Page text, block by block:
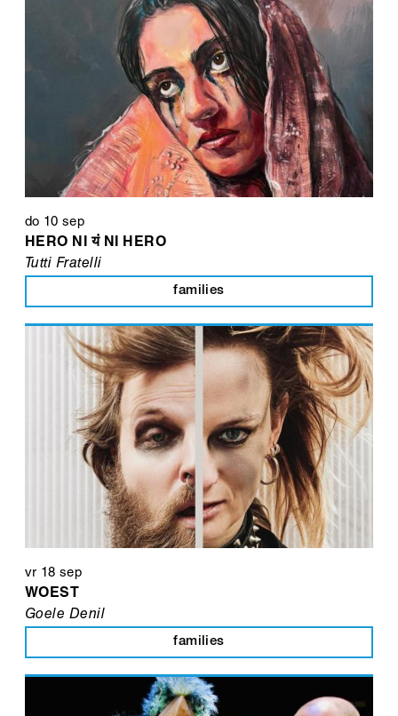
do 10 sep
HERO NI यं NI HERO
Tutti Fratelli
families
vr 18 sep
WOEST
Goele Denil
families